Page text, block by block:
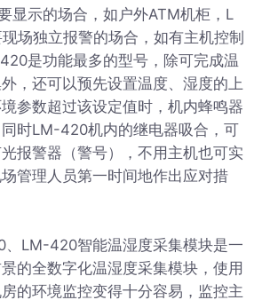
显示的场合，如户外ATM机柜，L
场独立报警的场合，如有主机控制
是功能最多的型号，除可完成温
，还可以预先设置温度、湿度的上
参数超过该设定值时，机内蜂鸣器
时LM-420机内的继电器吸合，可
报警器（警号），不用主机也可实
管理人员第一时间地作出应对措
LM-420智能温湿度采集模块是一
的全数字化温湿度采集模块，使用
的环境监控变得十分容易，监控主